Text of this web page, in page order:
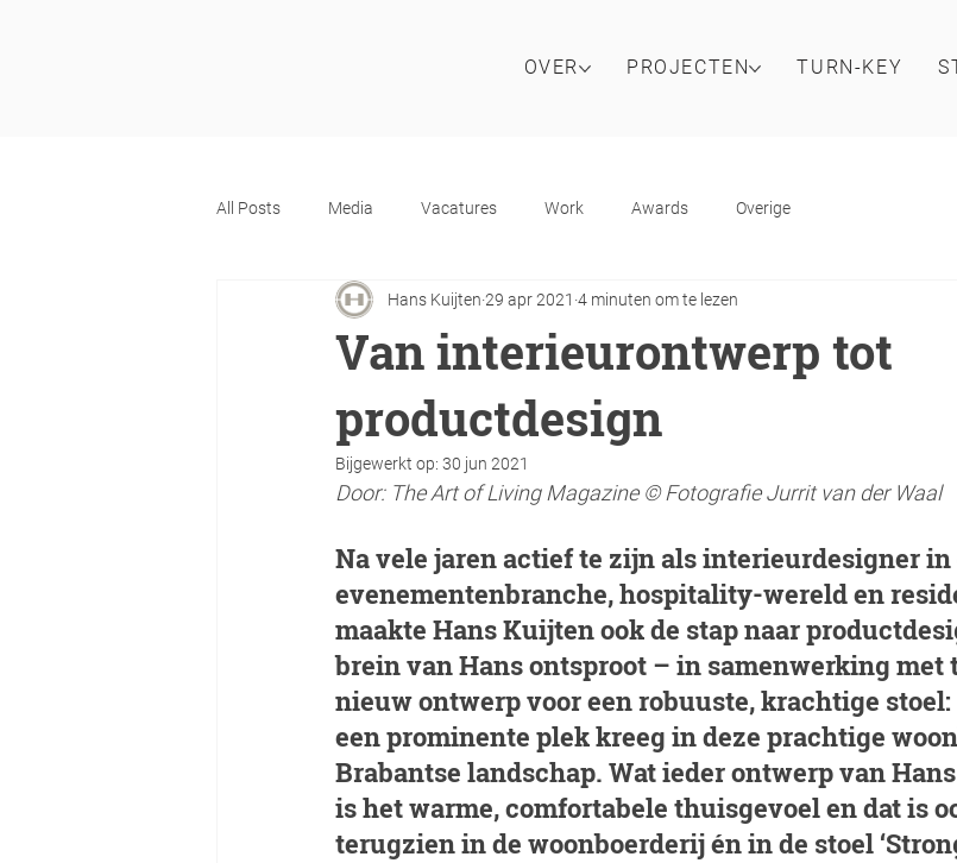
OVER PROJECTEN TURN-KEY
All Posts Media Vacatures Work Awards Overige
Van interieurontwerp tot
productdesign
Hans Kuijten 29 apr 2021 4 minuten om te lezen
Bijgewerkt op: 30 jun 2021
Door: The Art of Living Magazine © Fotografie Jurrit van der Waal
Na vele jaren actief te zijn als interieurdesigner in
evenementenbranche, hospitality-wereld en
maakte Hans Kuijten ook de stap naar
brein van Hans ontsproot – in samenwerking met
nieuw ontwerp voor een robuuste, krachtige stoel:
een prominente plek kreeg in deze prachtige
Brabantse landschap. Wat ieder ontwerp van
is het warme, comfortabele thuisgevoel en dat is
terugzien in de woonboerderij én in de stoel